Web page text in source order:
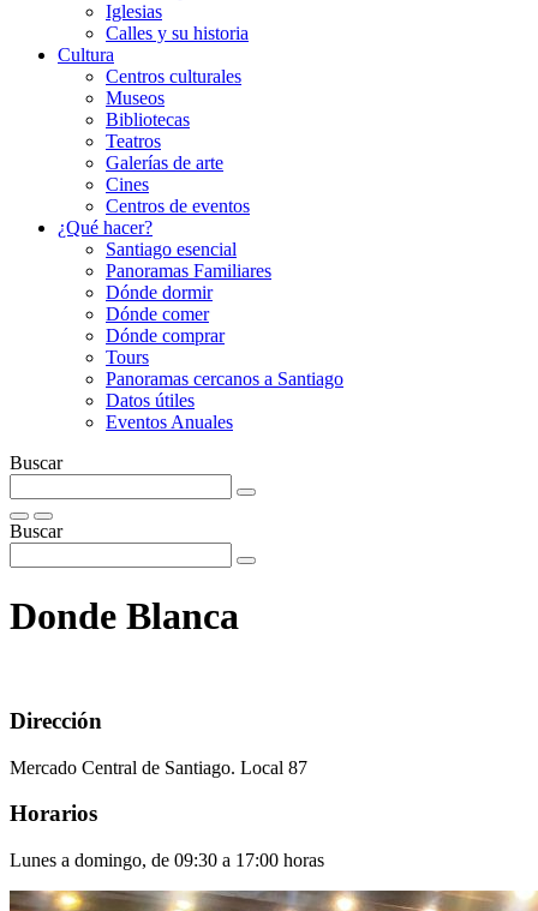
Iglesias
Calles y su historia
Cultura
Centros culturales
Museos
Bibliotecas
Teatros
Galerí­as de arte
Cines
Centros de eventos
¿Qué hacer?
Santiago esencial
Panoramas Familiares
Dónde dormir
Dónde comer
Dónde comprar
Tours
Panoramas cercanos a Santiago
Datos útiles
Eventos Anuales
Buscar
Buscar
Donde Blanca
Dirección
Mercado Central de Santiago. Local 87
Horarios
Lunes a domingo, de 09:30 a 17:00 horas